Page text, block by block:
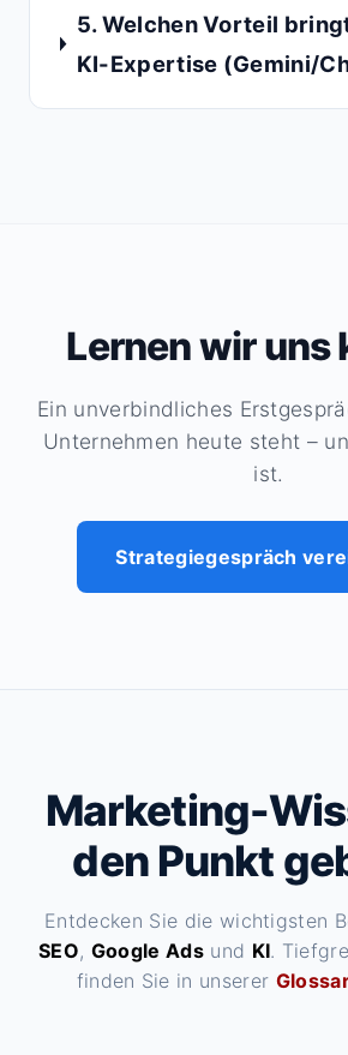
5. Welchen Vorteil
KI-Expertise (Gemini/
Lernen wir uns
Ein unverbindliches
Unternehmen heute steht –
ist.
Strategiegespräch
Marketing-
den Punkt
Entdecken Sie die wichtigsten
SEO, Google Adsund KI.
finden Sie in unserer